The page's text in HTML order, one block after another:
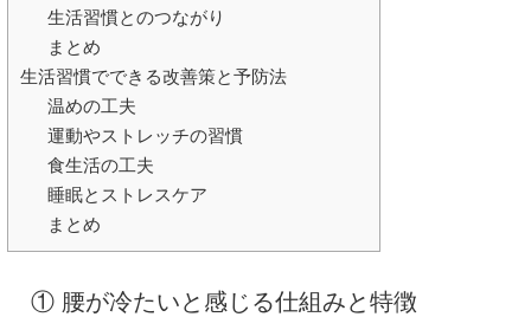
生活習慣とのつながり
まとめ
生活習慣でできる改善策と予防法
温めの工夫
運動やストレッチの習慣
食生活の工夫
睡眠とストレスケア
まとめ
① 腰が冷たいと感じる仕組みと特徴